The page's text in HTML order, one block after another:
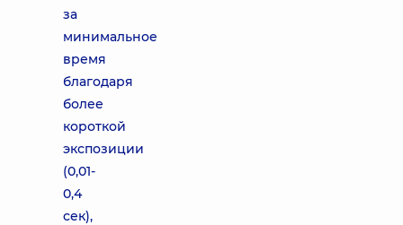
за
минимальное
время
благодаря
более
короткой
экспозиции
(0,01-
0,4
сек),